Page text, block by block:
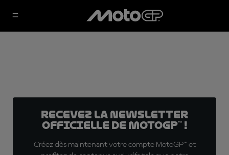
Recevez la Newsletter
officielle de MotoGP™ !
Créez dès maintenant votre compte MotoGP™ et